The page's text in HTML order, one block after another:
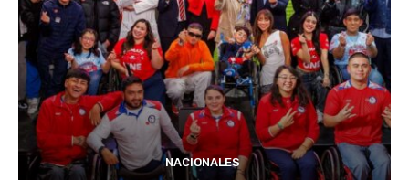
NACIONALES